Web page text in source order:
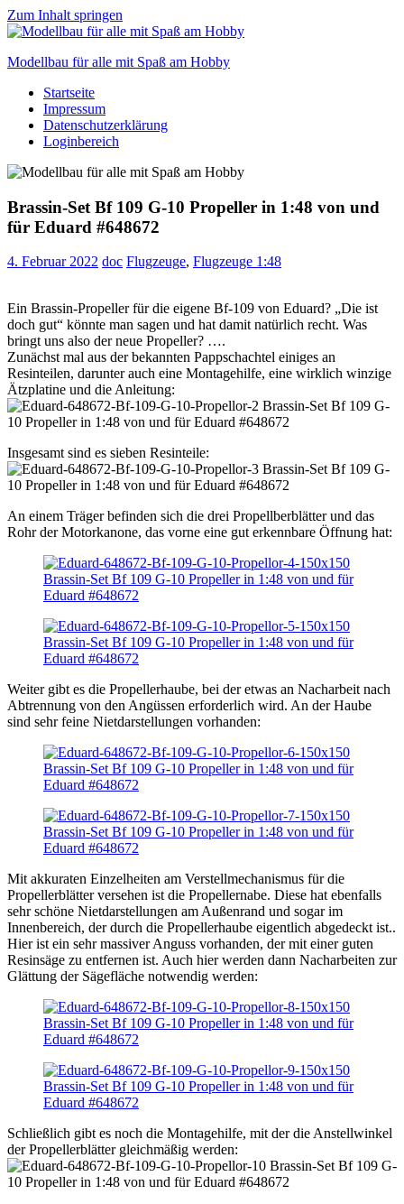
Zum Inhalt springen
Modellbau für alle mit Spaß am Hobby
Scale
modelling
to
Startseite
Impressum
Datenschutzerklärung
Loginbereich
Brassin-Set Bf 109 G-10 Propeller in 1:48 von und
für Eduard #648672
4. Februar 2022 doc Flugzeuge, Flugzeuge 1:48
Ein Brassin-Propeller für die eigene Bf-109 von Eduard? „Die ist
doch gut“ könnte man sagen und hat damit natürlich recht. Was
bringt uns also der neue Propeller? ….
Zunächst mal aus der bekannten Pappschachtel einiges an
Resinteilen, darunter auch eine Montagehilfe, eine wirklich winzige
Ätzplatine und die Anleitung:
Insgesamt sind es sieben Resinteile:
An einem Träger befinden sich die drei Propellberblätter und das
Rohr der Motorkanone, das vorne eine gut erkennbare Öffnung hat:
Weiter gibt es die Propellerhaube, bei der etwas an Nacharbeit nach
Abtrennung von den Angüssen erforderlich wird. An der Haube
sind sehr feine Nietdarstellungen vorhanden:
Mit akkuraten Einzelheiten am Verstellmechanismus für die
Propellerblätter versehen ist die Propellernabe. Diese hat ebenfalls
sehr schöne Nietdarstellungen am Außenrand und sogar im
Innenbereich, der durch die Propellerhaube eigentlich abgedeckt ist..
Hier ist ein sehr massiver Anguss vorhanden, der mit einer guten
Resinsäge zu entfernen ist. Auch hier werden dann Nacharbeiten zur
Glättung der Sägefläche notwendig werden:
Schließlich gibt es noch die Montagehilfe, mit der die Anstellwinkel
der Propellerblätter gleichmäßig werden: